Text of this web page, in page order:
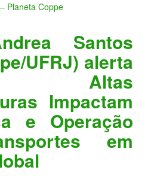
Planeta Coppe
Santos
UFRJ) alerta
Altas
Impactam
e Operação
em